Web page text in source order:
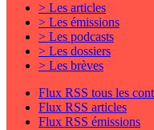
> Les articles
> Les émissions
> Les podcasts
> Les dossiers
> Les brèves
Flux RSS tous les
Flux RSS articles
Flux RSS émissions